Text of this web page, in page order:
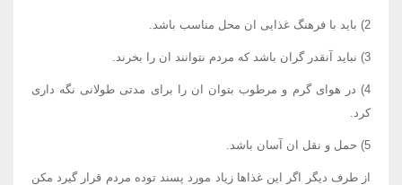
2) باید با فرهنگ غذایی ان محل مناسب باشد.
3) نباید آنقدر گران باشد که مردم نتوانند ان را بخرند.
4) در هوای گرم و مرطوب بتوان ان را برای مدتی طولانی نگه داری
کرد.
5) حمل و نقل ان آسان باشد.
از طرف دیگر اگر این غذاها زیاد مورد پسند توده مردم قرار گیرد مکن